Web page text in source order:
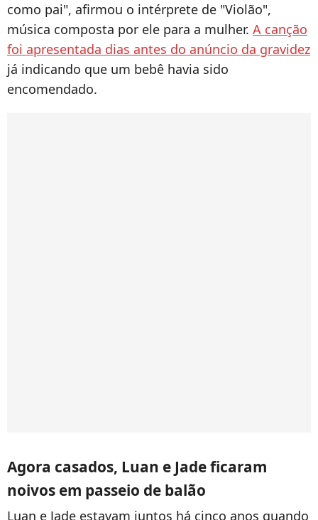
como pai", afirmou o intérprete de "Violão",
música composta por ele para a mulher. A canção
foi apresentada dias antes do anúncio da gravidez
já indicando que um bebê havia sido
encomendado.
Agora casados, Luan e Jade ficaram
noivos em passeio de balão
Luan e Jade estavam juntos há cinco anos quando